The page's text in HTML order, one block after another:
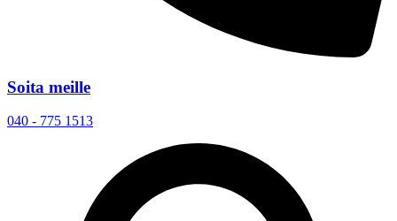
Soita meille
040 - 775 1513